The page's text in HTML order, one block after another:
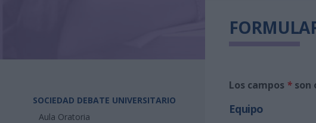
Los campos *son
Equipo
SOCIEDAD DEBATE UNIVERSITARIO
Aula Oratoria